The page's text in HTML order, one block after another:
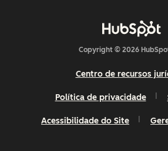
Copyright © 2026
Centro de recursos
Política de privacidade
Acessibilidade do Site